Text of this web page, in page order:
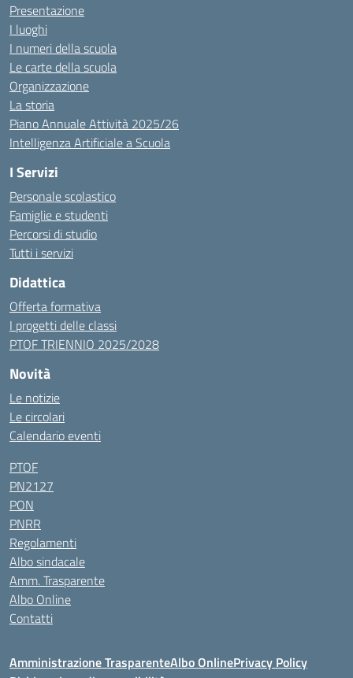
Presentazione
I luoghi
I numeri della scuola
Le carte della scuola
Organizzazione
La storia
Piano Annuale Attività 2025/26
Intelligenza Artificiale a Scuola
I Servizi
Personale scolastico
Famiglie e studenti
Percorsi di studio
Tutti i servizi
Didattica
Offerta formativa
I progetti delle classi
PTOF TRIENNIO 2025/2028
Novità
Le notizie
Le circolari
Calendario eventi
PTOF
PN2127
PON
PNRR
Regolamenti
Albo sindacale
Amm. Trasparente
Albo Online
Contatti
Amministrazione TrasparenteAlbo OnlinePrivacy Policy